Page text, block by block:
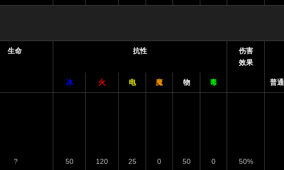
生命 抗性
伤害
效果
冰 火 电 魔 物 毒 普通
? 50 120 25 0 50 0 50%